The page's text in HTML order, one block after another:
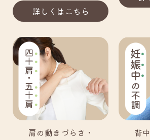
詳しくはこちら
肩の動きづらさ・
背